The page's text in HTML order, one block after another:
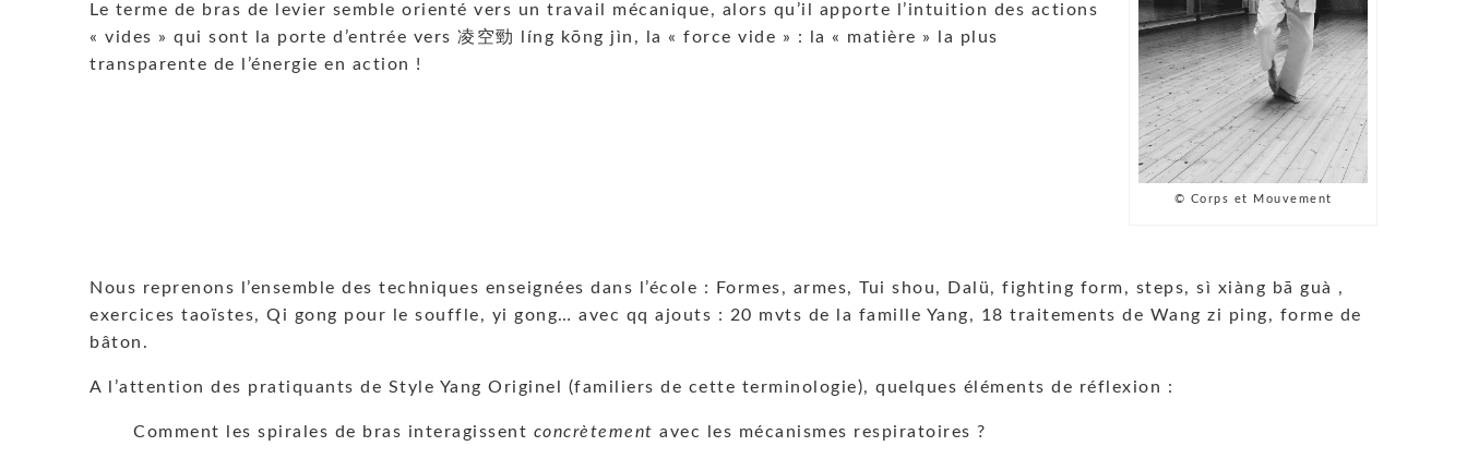
© Corps et Mouvement
Le terme de bras de levier semble orienté vers un travail mécanique, alors qu’il apporte l’intuition des actions
« vides » qui sont la porte d’entrée vers 凌空勁 líng kōng jìn, la « force vide » : la « matière » la plus
transparente de l’énergie en action !
Nous reprenons l’ensemble des techniques enseignées dans l’école : Formes, armes, Tui shou, Dalü, fighting form, steps, sì xiàng bā guà ,
exercices taoïstes, Qi gong pour le souffle, yi gong… avec qq ajouts : 20 mvts de la famille Yang, 18 traitements de Wang zi ping, forme de
bâton.
A l’attention des pratiquants de Style Yang Originel (familiers de cette terminologie), quelques éléments de réflexion :
Comment les spirales de bras interagissent concrètement avec les mécanismes respiratoires ?